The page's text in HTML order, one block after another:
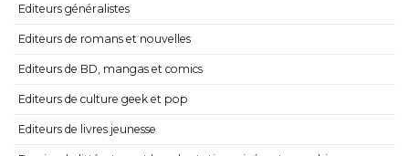
Editeurs généralistes
Editeurs de romans et nouvelles
Editeurs de BD, mangas et comics
Editeurs de culture geek et pop
Editeurs de livres jeunesse